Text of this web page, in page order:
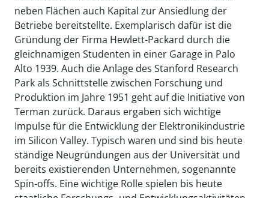
neben Flächen auch Kapital zur Ansiedlung der
Betriebe bereitstellte. Exemplarisch dafür ist die
Gründung der Firma Hewlett-Packard durch die
gleichnamigen Studenten in einer Garage in Palo
Alto 1939. Auch die Anlage des Stanford Research
Park als Schnittstelle zwischen Forschung und
Produktion im Jahre 1951 geht auf die Initiative von
Terman zurück. Daraus ergaben sich wichtige
Impulse für die Entwicklung der Elektronikindustrie
im Silicon Valley. Typisch waren und sind bis heute
ständige Neugründungen aus der Universität und
bereits existierenden Unternehmen, sogenannte
Spin-offs. Eine wichtige Rolle spielen bis heute